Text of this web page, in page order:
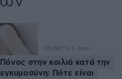
ON NET2 λ. πριν
Πόνος στην κοιλιά κατά την
εγκυμοσύνη: Πότε είναι